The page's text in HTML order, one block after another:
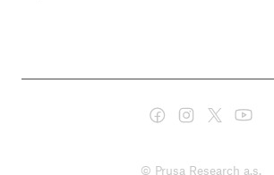
© Prusa Research a.s.